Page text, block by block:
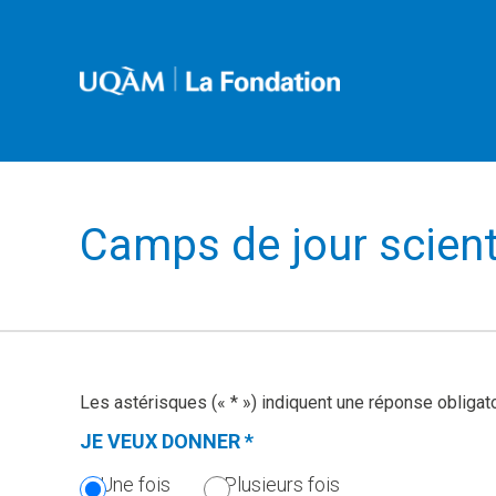
Camps de jour
Les astérisques (« * ») indiquent une réponse
JE VEUX DONNER*
SECTION
Une fois Plusieurs fois